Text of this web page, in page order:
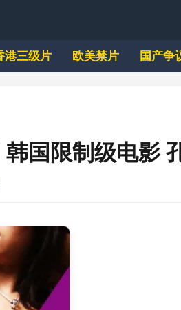
港三级片 欧美禁片 国产争
国限制级电影